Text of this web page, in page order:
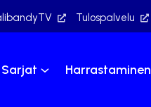
Tulospalvelu
Sarjat Harrastaminen